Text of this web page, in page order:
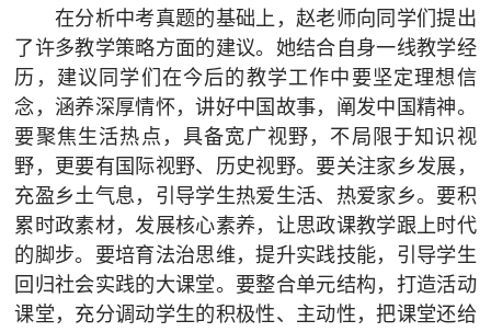
在分析中考真题的基础上，赵老师向同学们提出
了许多教学策略方面的建议。她结合自身一线教学经
历，建议同学们在今后的教学工作中要坚定理想信
念，涵养深厚情怀，讲好中国故事，阐发中国精神。
要聚焦生活热点，具备宽广视野，不局限于知识视
野，更要有国际视野、历史视野。要关注家乡发展，
充盈乡土气息，引导学生热爱生活、热爱家乡。要积
累时政素材，发展核心素养，让思政课教学跟上时代
的脚步。要培育法治思维，提升实践技能，引导学生
回归社会实践的大课堂。要整合单元结构，打造活动
课堂，充分调动学生的积极性、主动性，把课堂还给